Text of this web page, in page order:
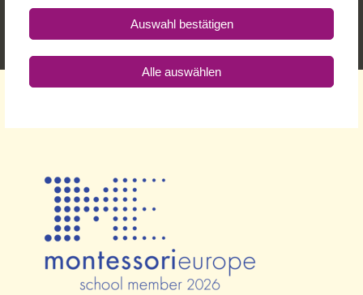
Auswahl bestätigen
Alle auswählen